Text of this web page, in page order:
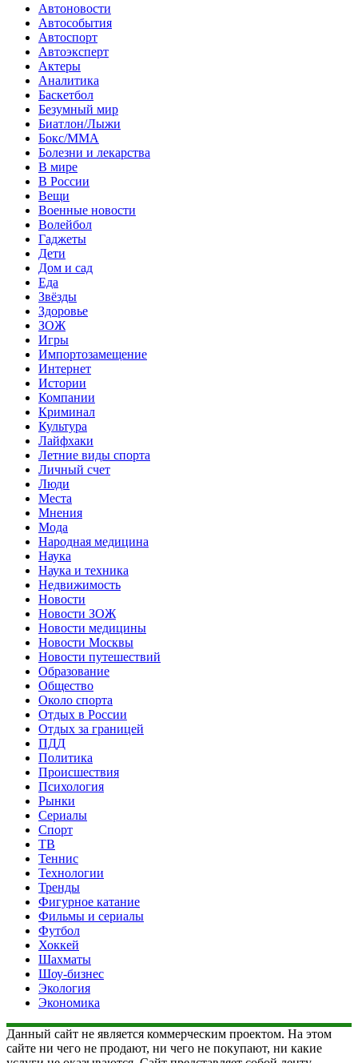
Автоновости
Автособытия
Автоспорт
Автоэксперт
Актеры
Аналитика
Баскетбол
Безумный мир
Биатлон/Лыжи
Бокс/MMA
Болезни и лекарства
В мире
В России
Вещи
Военные новости
Волейбол
Гаджеты
Дети
Дом и сад
Еда
Звёзды
Здоровье
ЗОЖ
Игры
Импортозамещение
Интернет
Истории
Компании
Криминал
Культура
Лайфхаки
Летние виды спорта
Личный счет
Люди
Места
Мнения
Мода
Народная медицина
Наука
Наука и техника
Недвижимость
Новости
Новости ЗОЖ
Новости медицины
Новости Москвы
Новости путешествий
Образование
Общество
Около спорта
Отдых в России
Отдых за границей
ПДД
Политика
Происшествия
Психология
Рынки
Сериалы
Спорт
ТВ
Теннис
Технологии
Тренды
Фигурное катание
Фильмы и сериалы
Футбол
Хоккей
Шахматы
Шоу-бизнес
Экология
Экономика
Данный сайт не является коммерческим проектом. На этом
сайте ни чего не продают, ни чего не покупают, ни какие